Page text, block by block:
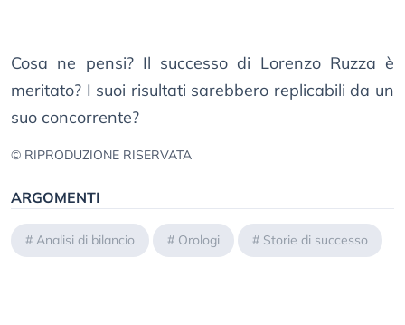
Cosa ne pensi? Il successo di Lorenzo Ruzza è
meritato? I suoi risultati sarebbero replicabili da un
suo concorrente?
© RIPRODUZIONE RISERVATA
ARGOMENTI
# Analisi di bilancio # Orologi # Storie di successo